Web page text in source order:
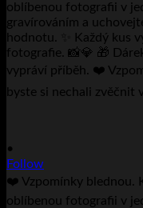
•
Follow
❤️ Vzpomínky blednou.
oblíbenou fotografii v